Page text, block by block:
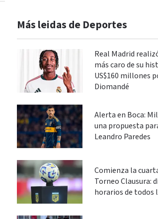
Más leidas de Deportes
Real Madrid
más caro de su
US$160 millones
Diomandé
Alerta en Boca:
una propuesta
Leandro Paredes
Comienza la
Torneo Clausura:
horarios de todos